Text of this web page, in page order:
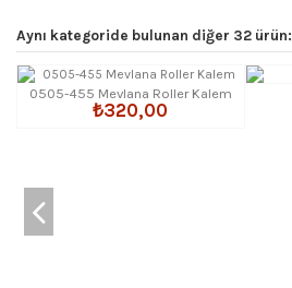
Aynı kategoride bulunan diğer 32 ürün:
0505-455 Mevlana Roller Kalem
₺320,00